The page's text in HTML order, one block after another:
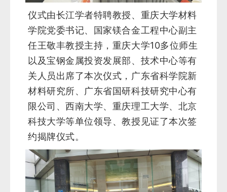
仪式由长江学者特聘教授、重庆大学材料
学院党委书记、国家镁合金工程中心副主
任王敬丰教授主持，重庆大学10多位师生
以及宝钢金属投资发展部、技术中心等有
关人员出席了本次仪式，广东省科学院新
材料研究所、广东省国研科技研究中心有
限公司、西南大学、重庆理工大学、北京
科技大学等单位领导、教授见证了本次签
约揭牌仪式。